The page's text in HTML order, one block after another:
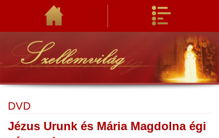
DVD
Jézus Urunk és Mária Magdolna égi